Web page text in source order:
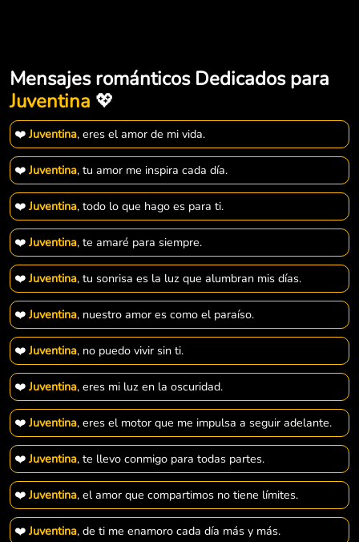
Mensajes románticos Dedicados para
Juventina 💖
❤️ Juventina, eres el amor de mi vida.
❤️ Juventina, tu amor me inspira cada día.
❤️ Juventina, todo lo que hago es para ti.
❤️ Juventina, te amaré para siempre.
❤️ Juventina, tu sonrisa es la luz que alumbran mis días.
❤️ Juventina, nuestro amor es como el paraíso.
❤️ Juventina, no puedo vivir sin ti.
❤️ Juventina, eres mi luz en la oscuridad.
❤️ Juventina, eres el motor que me impulsa a seguir adelante.
❤️ Juventina, te llevo conmigo para todas partes.
❤️ Juventina, el amor que compartimos no tiene límites.
❤️ Juventina, de ti me enamoro cada día más y más.